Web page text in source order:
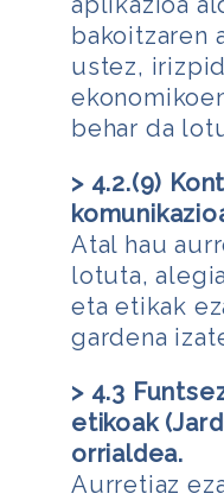
bakoitzaren
ustez,
behar da
> 4.2.(9)
Atal hau
lotuta,
eta etikak
gardena
> 4.3
etikoak
orrialdea.
Aurretiaz